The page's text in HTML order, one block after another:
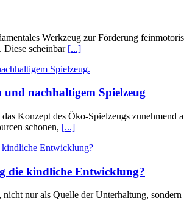
Werkzeug zur Förderung
Diese scheinbar [...]
nachhaltigem Spielzeug
Konzept des Öko-Spielzeugs
schonen, [...]
die kindliche Entwicklung?
nur als Quelle der Unterhaltung,